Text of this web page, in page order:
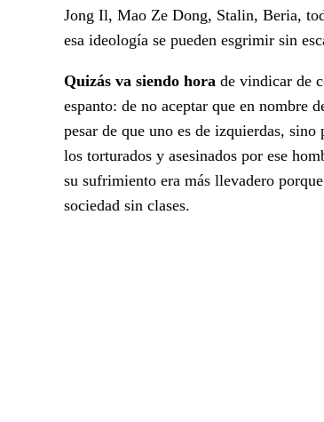
Jong Il, Mao Ze Dong, Stalin, Beria,
esa ideología se pueden esgrimir sin
Quizás va siendo hora de vindicar de
espanto: de no aceptar que en nombre
pesar de que uno es de izquierdas,
los torturados y asesinados por ese
su sufrimiento era más llevadero
sociedad sin clases.